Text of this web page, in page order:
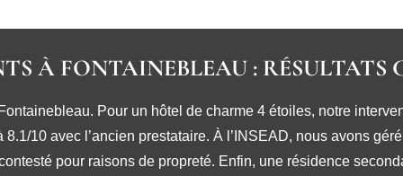
À FONTAINEBLEAU : RÉSULTATS
Pour un hôtel de charme 4 étoiles, notre
10 avec l’ancien prestataire. À l’INSEAD, nous avons
pour raisons de propreté. Enfin, une résidence